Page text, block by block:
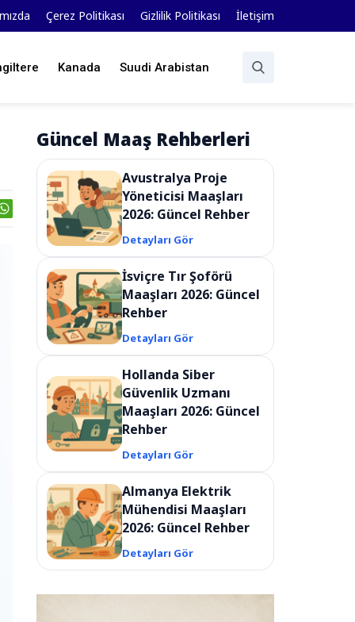
Çerez Politikası Gizlilik Politikası İletişim
Kanada Suudi Arabistan
Güncel Maaş Rehberleri
Avustralya Proje
Yöneticisi Maaşları
2026: Güncel Rehber
Detayları Gör
İsviçre Tır Şoförü
Maaşları 2026: Güncel
Rehber
Detayları Gör
Hollanda Siber
Güvenlik Uzmanı
Maaşları 2026: Güncel
Rehber
Detayları Gör
Almanya Elektrik
Mühendisi Maaşları
2026: Güncel Rehber
Detayları Gör